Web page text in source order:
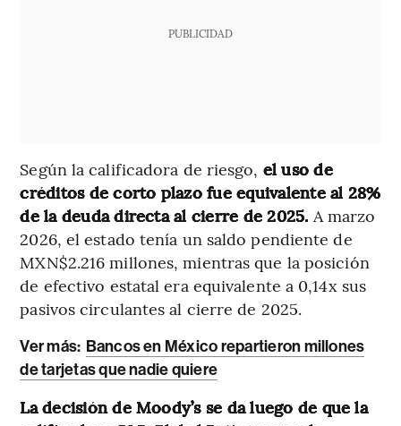
PUBLICIDAD
Según la calificadora de riesgo, el uso de
créditos de corto plazo fue equivalente al 28%
de la deuda directa al cierre de 2025. A marzo
2026, el estado tenía un saldo pendiente de
MXN$2.216 millones, mientras que la posición
de efectivo estatal era equivalente a 0,14x sus
pasivos circulantes al cierre de 2025.
Ver más: Bancos en México repartieron millones
de tarjetas que nadie quiere
La decisión de Moody’s se da luego de que la